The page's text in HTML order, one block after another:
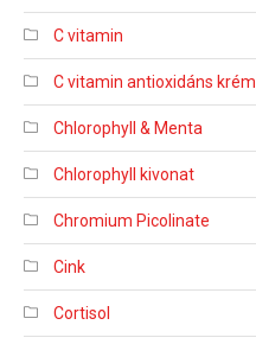
C vitamin
C vitamin antioxidáns krém
Chlorophyll & Menta
Chlorophyll kivonat
Chromium Picolinate
Cink
Cortisol